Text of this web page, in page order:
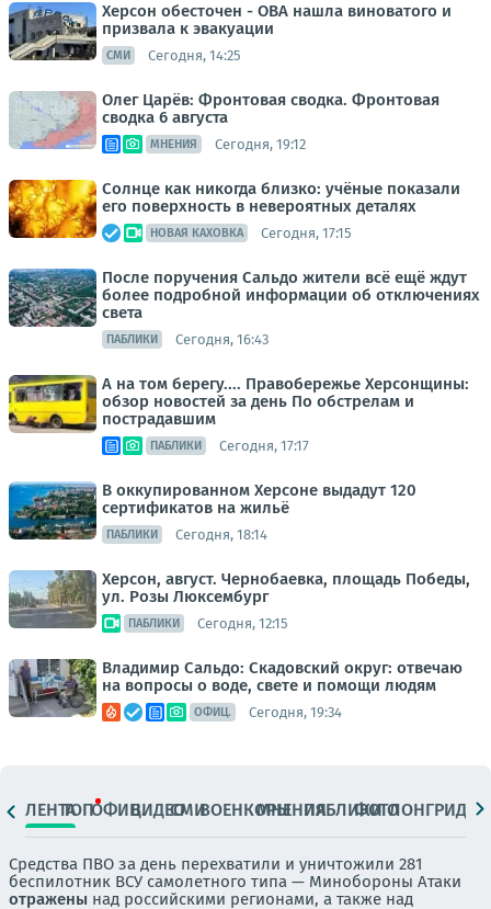
Херсон обесточен - ОВА нашла виноватого и
призвала к эвакуации
СМИ Сегодня, 14:25
Олег Царёв: Фронтовая сводка. Фронтовая
сводка 6 августа
МНЕНИЯ Сегодня, 19:12
Солнце как никогда близко: учёные показали
его поверхность в невероятных деталях
НОВАЯ КАХОВКА Сегодня, 17:15
После поручения Сальдо жители всё ещё ждут
более подробной информации об отключениях
света
ПАБЛИКИ Сегодня, 16:43
А на том берегу.... Правобережье Херсонщины:
обзор новостей за день По обстрелам и
пострадавшим
ПАБЛИКИ Сегодня, 17:17
В оккупированном Херсоне выдадут 120
сертификатов на жильё
ПАБЛИКИ Сегодня, 18:14
Херсон, август. Чернобаевка, площадь Победы,
ул. Розы Люксембург
ПАБЛИКИ Сегодня, 12:15
Владимир Сальдо: Скадовский округ: отвечаю
на вопросы о воде, свете и помощи людям
ОФИЦ. Сегодня, 19:34
ЛЕНТАТОПОФИЦ.ВИДЕОСМИВОЕНКОРЫМНЕНИЯПАБЛИКИ
ФОТОЛОНГРИДЫ
Средства ПВО за день перехватили и уничтожили 281
беспилотник ВСУ самолетного типа — Минобороны Атаки
отражены над российскими регионами, а также над